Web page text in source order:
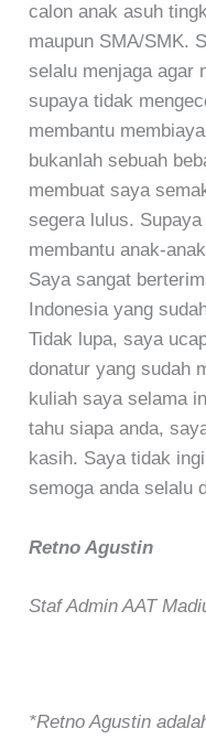
calon anak asuh
maupun SMA/SMK.
selalu menjaga agar
supaya tidak
membantu
bukanlah sebuah
membuat saya
segera lulus.
membantu anak-
Saya sangat
Indonesia yang
Tidak lupa, saya
donatur yang sudah
kuliah saya selama
tahu siapa anda,
kasih. Saya tidak
semoga anda selalu
Retno Agustin
Staf Admin AAT
*Retno Agustin